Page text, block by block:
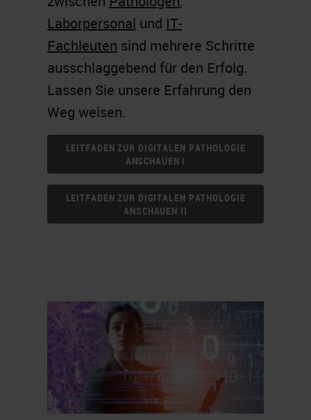
Laborpersonal und IT-
Fachleuten sind mehrere Schritte
ausschlaggebend für den Erfolg.
Lassen Sie unsere Erfahrung den
Weg weisen.
LEITFADEN ZUR DIGITALEN PATHOLOGIE
ANSCHAUEN I
LEITFADEN ZUR DIGITALEN PATHOLOGIE
ANSCHAUEN II